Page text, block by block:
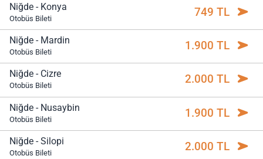
Niğde - Konya
Otobüs Bileti 749 TL
Niğde - Mardin
Otobüs Bileti 1.900 TL
Niğde - Cizre
Otobüs Bileti 2.000 TL
Niğde - Nusaybin
Otobüs Bileti 1.900 TL
Niğde - Silopi
Otobüs Bileti 2.000 TL